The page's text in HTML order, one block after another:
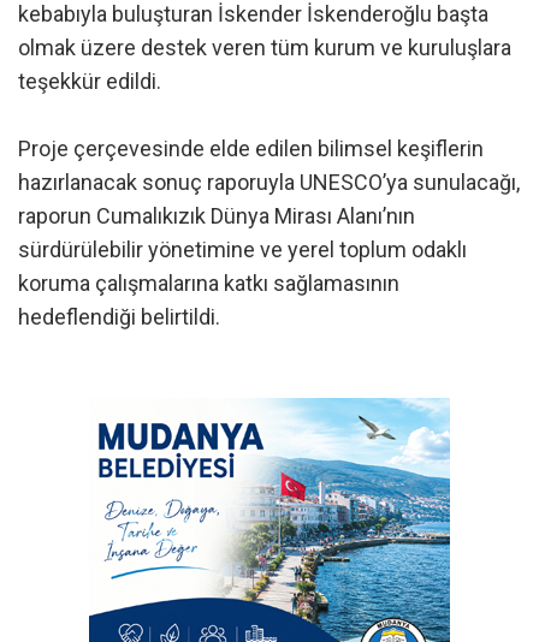
kebabıyla buluşturan İskender İskenderoğlu başta
olmak üzere destek veren tüm kurum ve kuruluşlara
teşekkür edildi.
Proje çerçevesinde elde edilen bilimsel keşiflerin
hazırlanacak sonuç raporuyla UNESCO’ya sunulacağı,
raporun Cumalıkızık Dünya Mirası Alanı’nın
sürdürülebilir yönetimine ve yerel toplum odaklı
koruma çalışmalarına katkı sağlamasının
hedeflendiği belirtildi.